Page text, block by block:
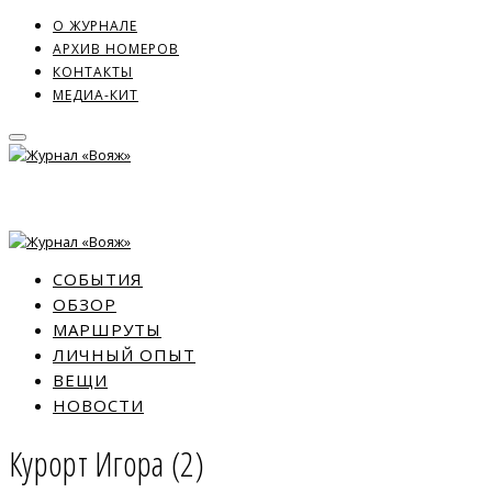
О ЖУРНАЛЕ
АРХИВ НОМЕРОВ
КОНТАКТЫ
МЕДИА-КИТ
СОБЫТИЯ
ОБЗОР
МАРШРУТЫ
ЛИЧНЫЙ ОПЫТ
ВЕЩИ
НОВОСТИ
Курорт Игора (2)